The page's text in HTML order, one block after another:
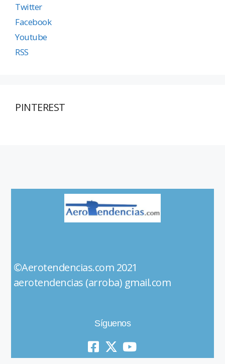
Twitter
Facebook
Youtube
RSS
PINTEREST
©Aerotendencias.com 2021
aerotendencias (arroba) gmail.com
Síguenos